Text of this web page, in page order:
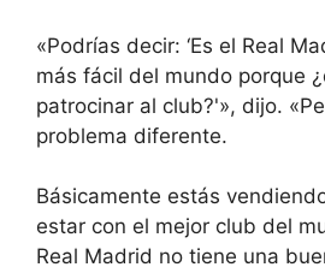
«Podrías decir: ‘Es el Real
más fácil del mundo porque
patrocinar al club?'», dijo.
problema diferente.
Básicamente estás
estar con el mejor club del
Real Madrid no tiene una